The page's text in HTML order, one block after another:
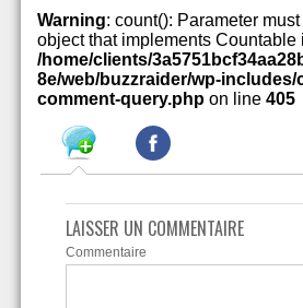
Warning: count(): Parameter
object that implements Countable
/home/clients/
8e/web/buzzraider/wp-includes/
comment-query.php on line 405
LAISSER UN COMMENTAIRE
Commentaire